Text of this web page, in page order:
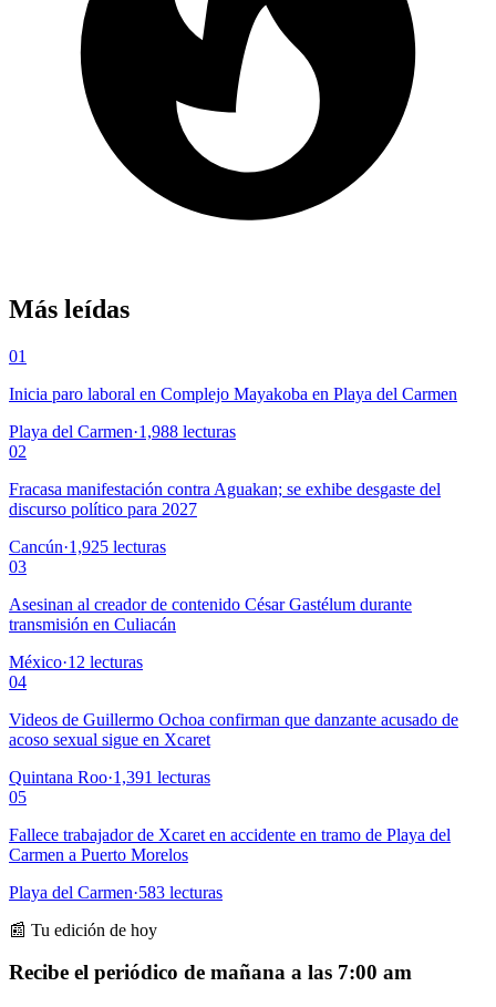
Más leídas
01
Inicia paro laboral en Complejo Mayakoba en Playa del Carmen
Playa del Carmen·1,988 lecturas
02
Fracasa manifestación contra Aguakan; se exhibe desgaste del
discurso político para 2027
Cancún·1,925 lecturas
03
Asesinan al creador de contenido César Gastélum durante
transmisión en Culiacán
México·12 lecturas
04
Videos de Guillermo Ochoa confirman que danzante acusado de
acoso sexual sigue en Xcaret
Quintana Roo·1,391 lecturas
05
Fallece trabajador de Xcaret en accidente en tramo de Playa del
Carmen a Puerto Morelos
Playa del Carmen·583 lecturas
📰 Tu edición de hoy
Recibe el periódico de mañana a las 7:00 am